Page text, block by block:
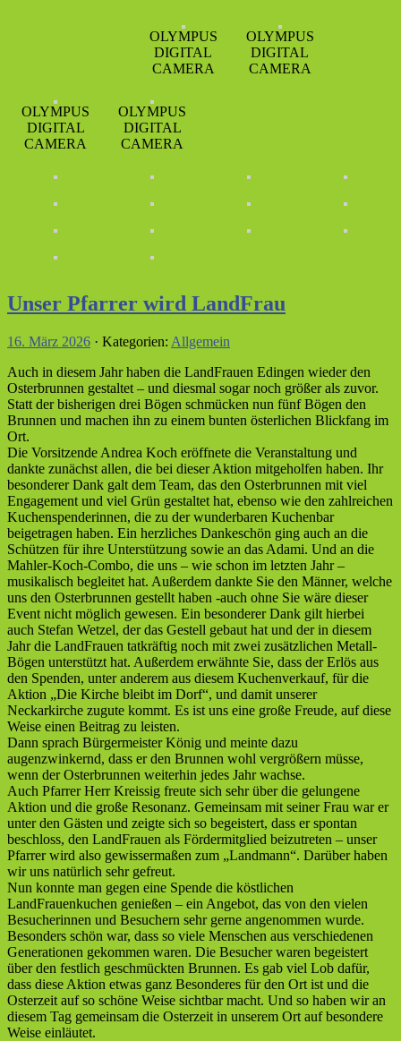
OLYMPUS
DIGITAL
CAMERA
OLYMPUS
DIGITAL
CAMERA
OLYMPUS
DIGITAL
CAMERA
OLYMPUS
DIGITAL
CAMERA
Unser Pfarrer wird LandFrau
16. März 2026 · Kategorien: Allgemein
Auch in diesem Jahr haben die LandFrauen Edingen wieder den
Osterbrunnen gestaltet – und diesmal sogar noch größer als zuvor.
Statt der bisherigen drei Bögen schmücken nun fünf Bögen den
Brunnen und machen ihn zu einem bunten österlichen Blickfang im
Ort.
Die Vorsitzende Andrea Koch eröffnete die Veranstaltung und
dankte zunächst allen, die bei dieser Aktion mitgeholfen haben. Ihr
besonderer Dank galt dem Team, das den Osterbrunnen mit viel
Engagement und viel Grün gestaltet hat, ebenso wie den zahlreichen
Kuchenspenderinnen, die zu der wunderbaren Kuchenbar
beigetragen haben. Ein herzliches Dankeschön ging auch an die
Schützen für ihre Unterstützung sowie an das Adami. Und an die
Mahler-Koch-Combo, die uns – wie schon im letzten Jahr –
musikalisch begleitet hat. Außerdem dankte Sie den Männer, welche
uns den Osterbrunnen gestellt haben -auch ohne Sie wäre dieser
Event nicht möglich gewesen. Ein besonderer Dank gilt hierbei
auch Stefan Wetzel, der das Gestell gebaut hat und der in diesem
Jahr die LandFrauen tatkräftig noch mit zwei zusätzlichen Metall-
Bögen unterstützt hat. Außerdem erwähnte Sie, dass der Erlös aus
den Spenden, unter anderem aus diesem Kuchenverkauf, für die
Aktion „Die Kirche bleibt im Dorf“, und damit unserer
Neckarkirche zugute kommt. Es ist uns eine große Freude, auf diese
Weise einen Beitrag zu leisten.
Dann sprach Bürgermeister König und meinte dazu
augenzwinkernd, dass er den Brunnen wohl vergrößern müsse,
wenn der Osterbrunnen weiterhin jedes Jahr wachse.
Auch Pfarrer Herr Kreissig freute sich sehr über die gelungene
Aktion und die große Resonanz. Gemeinsam mit seiner Frau war er
unter den Gästen und zeigte sich so begeistert, dass er spontan
beschloss, den LandFrauen als Fördermitglied beizutreten – unser
Pfarrer wird also gewissermaßen zum „Landmann“. Darüber haben
wir uns natürlich sehr gefreut.
Nun konnte man gegen eine Spende die köstlichen
LandFrauenkuchen genießen – ein Angebot, das von den vielen
Besucherinnen und Besuchern sehr gerne angenommen wurde.
Besonders schön war, dass so viele Menschen aus verschiedenen
Generationen gekommen waren. Die Besucher waren begeistert
über den festlich geschmückten Brunnen. Es gab viel Lob dafür,
dass diese Aktion etwas ganz Besonderes für den Ort ist und die
Osterzeit auf so schöne Weise sichtbar macht. Und so haben wir an
diesem Tag gemeinsam die Osterzeit in unserem Ort auf besondere
Weise einläutet.